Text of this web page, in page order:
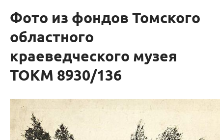
Фото из фондов Томского
областного
краеведческого музея
ТОКМ 8930/136